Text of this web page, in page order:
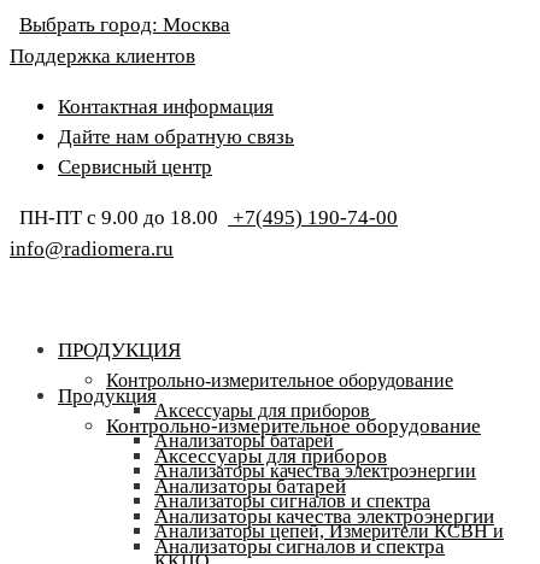
Выбрать город: Москва
Поддержка клиентов
Контактная информация
Дайте нам обратную связь
Сервисный центр
ПН-ПТ с 9.00 до 18.00
+7(495) 190-74-00
info@radiomera.ru
ПРОДУКЦИЯ
Контрольно-измерительное оборудование
Аксессуары для приборов
Анализаторы батарей
Анализаторы качества электроэнергии
Анализаторы сигналов и спектра
Анализаторы цепей, Измерители КСВН и
Продукция
Контрольно-измерительное оборудование
Аксессуары для приборов
Анализаторы батарей
Анализаторы качества электроэнергии
Анализаторы сигналов и спектра